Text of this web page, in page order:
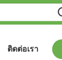
ติดต่อเรา